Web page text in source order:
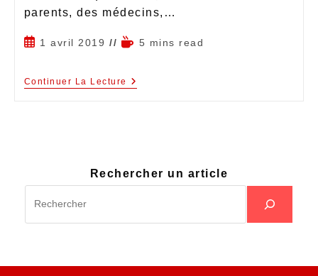
parents, des médecins,…
1 avril 2019 5 mins read
Continuer La Lecture
Rechercher un article